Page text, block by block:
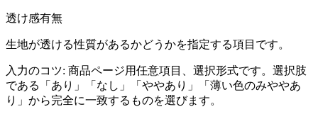
透け感有無
生地が透ける性質があるかどうかを指定する項目です。
入力のコツ: 商品ページ用任意項目、選択形式です。選択肢
である「あり」「なし」「ややあり」「薄い色のみややあ
り」から完全に一致するものを選びます。